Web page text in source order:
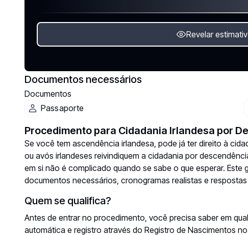
Revelar
Documentos necessários
Documentos
Passaporte
Procedimento para Cidadania Irlandesa por
Se você tem ascendência irlandesa, pode já ter direito à
ou avós irlandeses reivindiquem a cidadania por
em si não é complicado quando se sabe o que esperar.
documentos necessários, cronogramas realistas e
Quem se qualifica?
Antes de entrar no procedimento, você precisa saber em
automática e registro através do Registro de Nascimentos